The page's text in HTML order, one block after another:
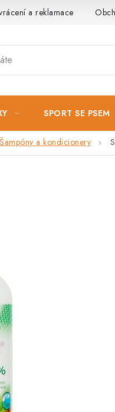
a reklamace
SPORT SE PSEM
Šampóny a kondicionery